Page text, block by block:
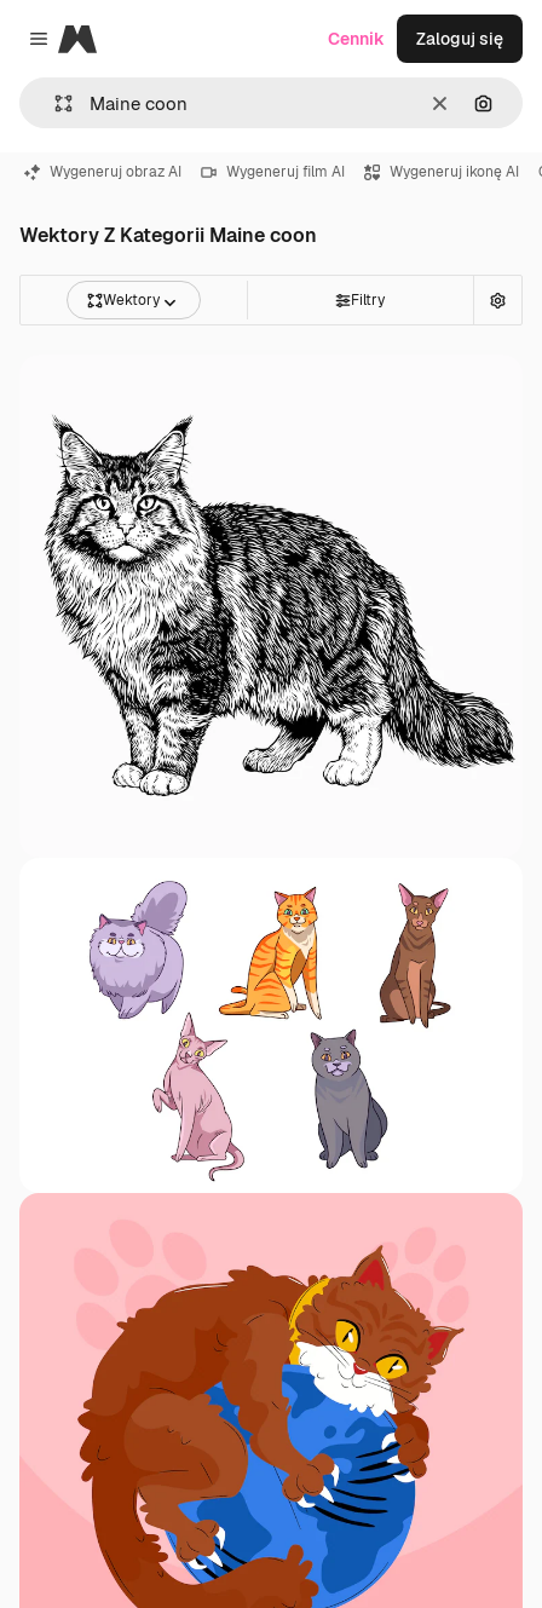
Close menu
Magnific
WyczyśćSzukaj
Cennik Zaloguj się
Wygeneruj obraz AI Wygeneruj film AI Wygeneruj ikonę AI
Wektory Z Kategorii Maine coon
Wektory Filtry